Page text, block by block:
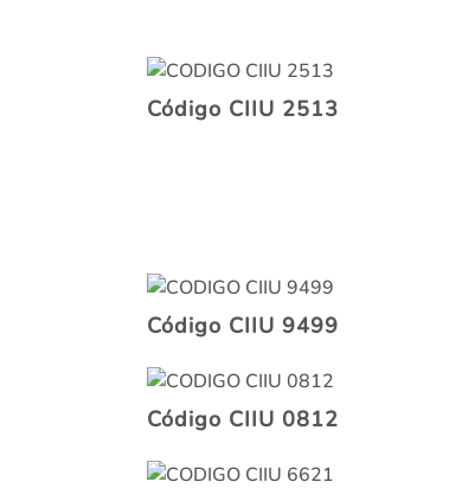
Código CIIU 2513
Código CIIU 9499
Código CIIU 0812